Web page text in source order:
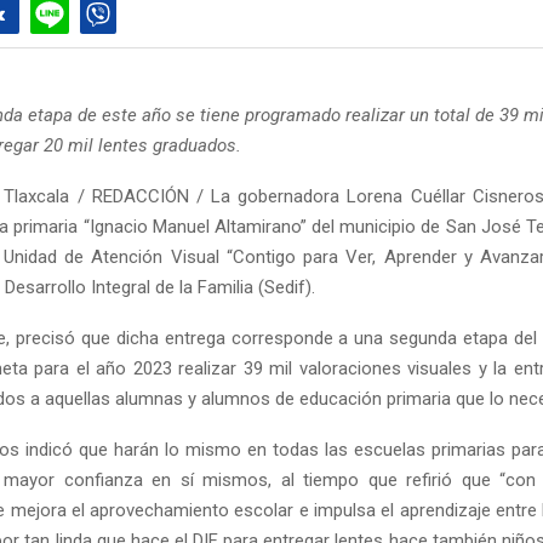
etapa de este año se tiene programado realizar un total de 39
20 mil lentes graduados.
/ REDACCIÓN / La gobernadora Lorena Cuéllar
primaria “Ignacio Manuel Altamirano” del municipio de San José
de Atención Visual “Contigo para Ver, Aprender y
Integral de la Familia (Sedif).
precisó que dicha entrega corresponde a una segunda etapa
para el año 2023 realizar 39 mil valoraciones visuales y la
a aquellas alumnas y alumnos de educación primaria que lo
indicó que harán lo mismo en todas las escuelas primarias
confianza en sí mismos, al tiempo que refirió que “con
mejora el aprovechamiento escolar e impulsa el aprendizaje